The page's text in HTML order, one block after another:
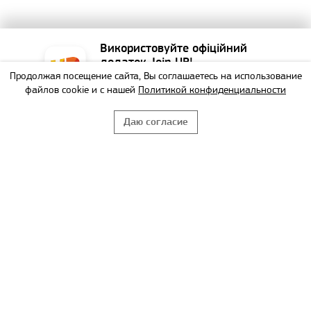
Продолжая посещение сайта, Вы соглашаетесь на использование
файлов cookie и с нашей Политикой конфиденциальности
Даю согласие
Використовуйте офіційний
додаток Join UP!
Найзручніший спосіб
забронювати тур!
НЕ БУДУ